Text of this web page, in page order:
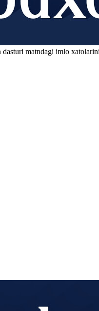
matndagi imlo